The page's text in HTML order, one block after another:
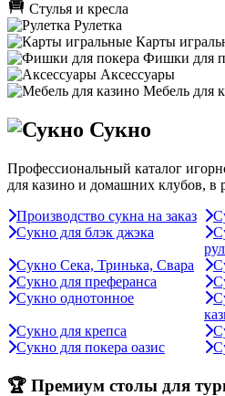
Стулья и кресла
Рулетка
Карты
Фишки для
Аксессуары
Мебель для
Сукно
Профессиональный каталог
для казино и домашних клубов, в
Производство сукна на заказ
Сукно для блэк джэка
Сукно Сека, Тринька, Свара
Сукно для преферанса
Сукно однотонное
Сукно для крепса
Сукно для покера оазис
🏆 Премиум столы для